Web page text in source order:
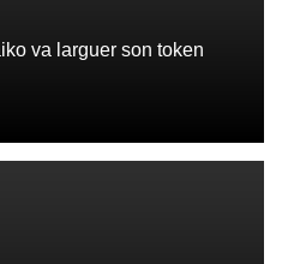
va larguer son token